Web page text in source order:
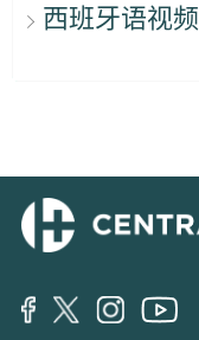
西班牙语视频